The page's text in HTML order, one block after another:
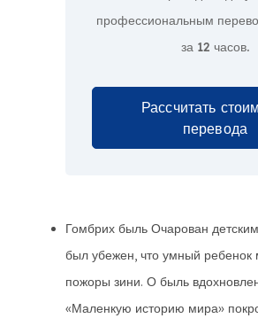
профессиональным
за 12 часов.
Рассчитать
перевода
Гомбрих быль Очарован
был убежен, что умный ребенок
пожоры зини. О быль
«Маленкую историю мира»